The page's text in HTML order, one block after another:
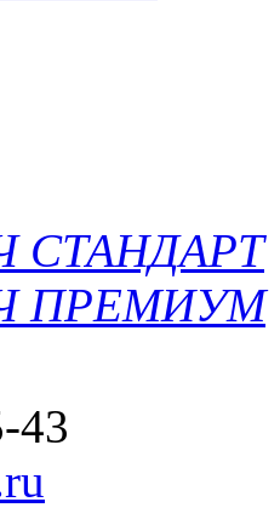
СТАНДАРТ
ПРЕМИУМ
43